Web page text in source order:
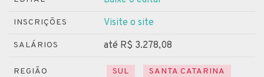
INSCRIÇÕES Visite o site
SALÁRIOS até R$ 3.278,08
REGIÃO SUL SANTA CATARINA